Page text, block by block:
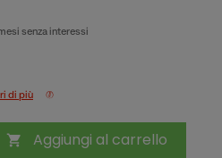
senza interessi
di più
 Aggiungi al carrello